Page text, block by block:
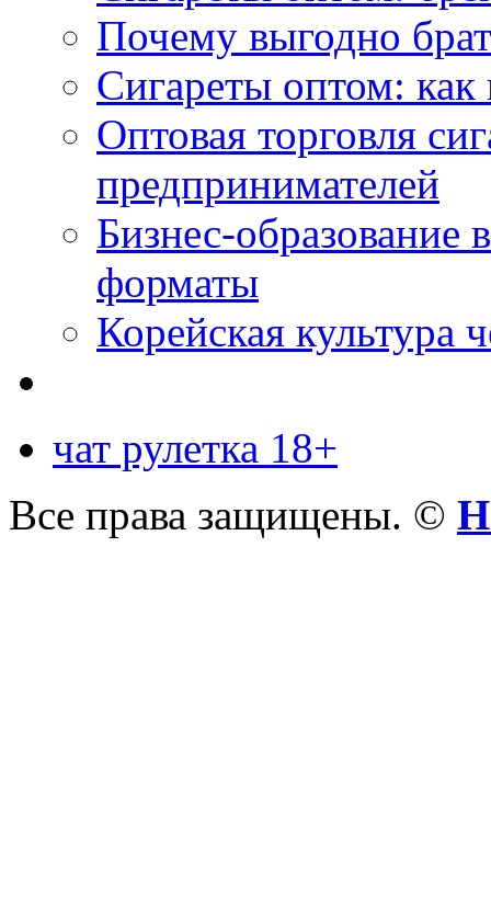
Почему выгодно
Сигареты оптом: как
Оптовая торговля
предпринимателей
Бизнес-образование
форматы
Корейская культура
чат рулетка 18+
Все права защищены. ©